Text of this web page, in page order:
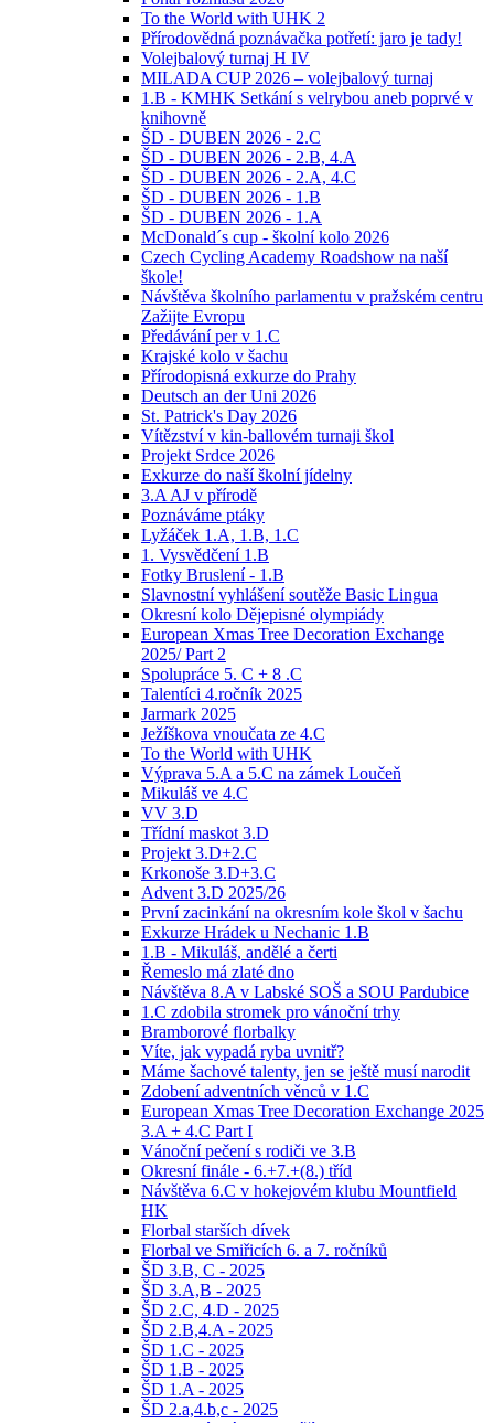
To the World with UHK 2
Přírodovědná poznávačka potřetí: jaro je tady!
Volejbalový turnaj H IV
MILADA CUP 2026 – volejbalový turnaj
1.B - KMHK Setkání s velrybou aneb poprvé v
knihovně
ŠD - DUBEN 2026 - 2.C
ŠD - DUBEN 2026 - 2.B, 4.A
ŠD - DUBEN 2026 - 2.A, 4.C
ŠD - DUBEN 2026 - 1.B
ŠD - DUBEN 2026 - 1.A
McDonald´s cup - školní kolo 2026
Czech Cycling Academy Roadshow na naší
škole!
Návštěva školního parlamentu v pražském centru
Zažijte Evropu
Předávání per v 1.C
Krajské kolo v šachu
Přírodopisná exkurze do Prahy
Deutsch an der Uni 2026
St. Patrick's Day 2026
Vítězství v kin-ballovém turnaji škol
Projekt Srdce 2026
Exkurze do naší školní jídelny
3.A AJ v přírodě
Poznáváme ptáky
Lyžáček 1.A, 1.B, 1.C
1. Vysvědčení 1.B
Fotky Bruslení - 1.B
Slavnostní vyhlášení soutěže Basic Lingua
Okresní kolo Dějepisné olympiády
European Xmas Tree Decoration Exchange
2025/ Part 2
Spolupráce 5. C + 8 .C
Talentíci 4.ročník 2025
Jarmark 2025
Ježíškova vnoučata ze 4.C
To the World with UHK
Výprava 5.A a 5.C na zámek Loučeň
Mikuláš ve 4.C
VV 3.D
Třídní maskot 3.D
Projekt 3.D+2.C
Krkonoše 3.D+3.C
Advent 3.D 2025/26
První zacinkání na okresním kole škol v šachu
Exkurze Hrádek u Nechanic 1.B
1.B - Mikuláš, andělé a čerti
Řemeslo má zlaté dno
Návštěva 8.A v Labské SOŠ a SOU Pardubice
1.C zdobila stromek pro vánoční trhy
Bramborové florbalky
Víte, jak vypadá ryba uvnitř?
Máme šachové talenty, jen se ještě musí narodit
Zdobení adventních věnců v 1.C
European Xmas Tree Decoration Exchange 2025
3.A + 4.C Part I
Vánoční pečení s rodiči ve 3.B
Okresní finále - 6.+7.+(8.) tříd
Návštěva 6.C v hokejovém klubu Mountfield
HK
Florbal starších dívek
Florbal ve Smiřicích 6. a 7. ročníků
ŠD 3.B, C - 2025
ŠD 3.A,B - 2025
ŠD 2.C, 4.D - 2025
ŠD 2.B,4.A - 2025
ŠD 1.C - 2025
ŠD 1.B - 2025
ŠD 1.A - 2025
ŠD 2.a,4.b,c - 2025